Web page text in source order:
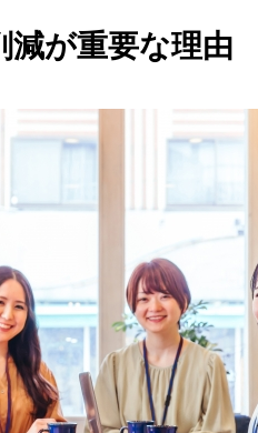
減が重要な理由